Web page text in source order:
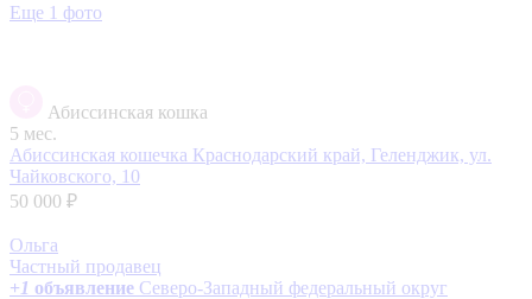
Еще 1 фото
Абиссинская кошка
5 мес.
Абиссинская кошечка Краснодарский край, Геленджик, ул.
Чайковского, 10
50 000 ₽
Ольга
Частный продавец
+1 объявление Северо-Западный федеральный округ